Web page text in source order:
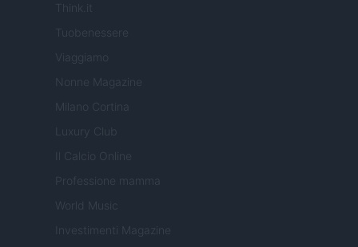
Think.it
Tuobenessere
Viaggiamo
Nonne Magazine
Milano Cortina
Luxury Club
Il Calcio Online
Professione mamma
World Music
Investimenti Magazine